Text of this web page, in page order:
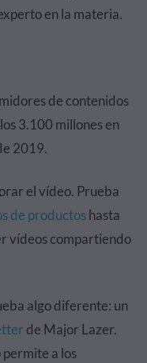
en la materia.
de contenidos
3.100 millones en
2019.
el vídeo. Prueba
de productoshasta
vídeos compartiendo
algo diferente: un
de Major Lazer.
a los